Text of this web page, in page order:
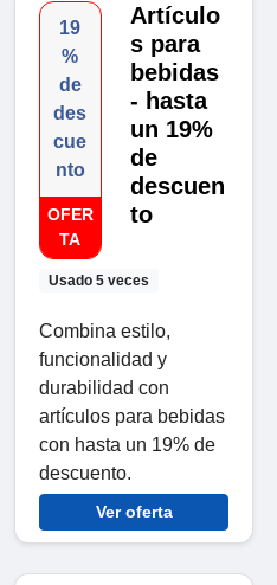
19
%
de
des
cue
nto
OFER
TA
Usado 5 veces
Artículo
s para
bebidas
- hasta
un 19%
de
descuen
to
Combina estilo,
funcionalidad y
durabilidad con
artículos para bebidas
con hasta un 19% de
descuento.
Ver oferta